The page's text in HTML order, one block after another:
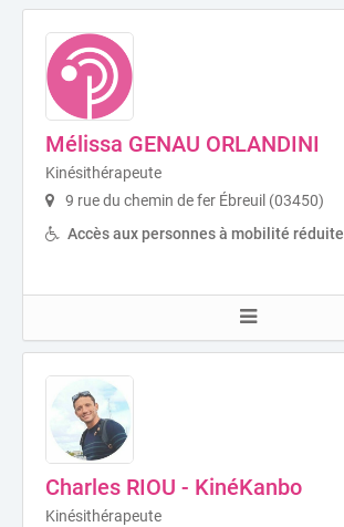
Mélissa GENAU ORLANDINI
Kinésithérapeute
9 rue du chemin de fer Ébreuil (03450)
Accès aux personnes à mobilité réduite
Charles RIOU - KinéKanbo
Kinésithérapeute